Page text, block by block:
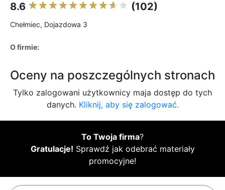
8.6 (102)
Chełmiec, Dojazdowa 3
O firmie:
Oceny na poszczególnych stronach
Tylko zalogowani użytkownicy maja dostęp do tych
danych. Kliknij, aby się zalogować.
To Twoja firma?
Gratulacje! Sprawdź jak odebrać materiały
promocyjne!